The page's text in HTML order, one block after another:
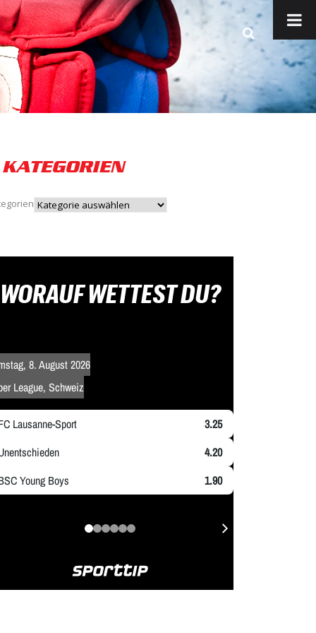
KATEGORIEN